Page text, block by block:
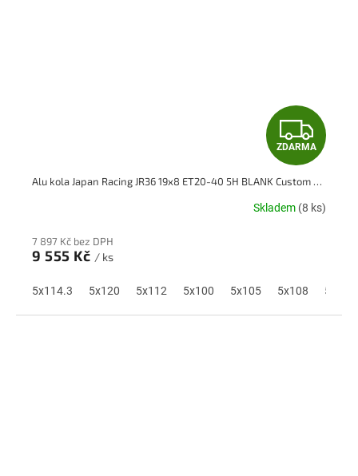
Z
D
A
A
ZDARMA
Alu kola Japan Racing JR36 19x8 ET20-40 5H BLANK Custom Finish
Skladem (8 ks)
7 897 Kč bez DPH
9 555 Kč / ks
5x114.3 5x120 5x112 5x100 5x105 5x108 5x110